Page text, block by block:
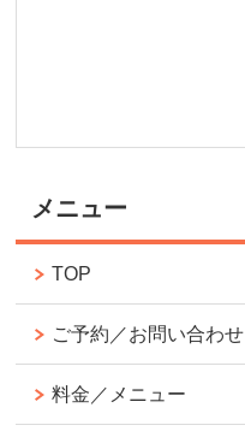
メニュー
TOP
ご予約／お問い合わせ
料金／メニュー